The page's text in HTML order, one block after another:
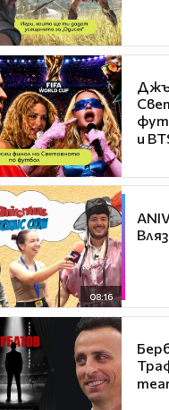
и
08:16